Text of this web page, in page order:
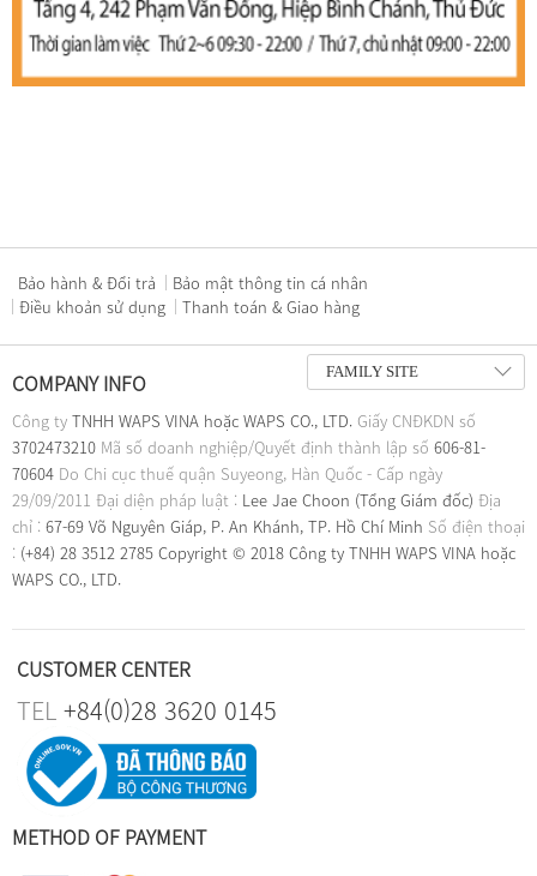
Bảo hành & Đổi trả
Bảo mật thông tin cá nhân
Điều khoản sử dụng
Thanh toán & Giao hàng
FAMILY SITE
COMPANY INFO
Công ty TNHH WAPS VINA hoặc WAPS CO., LTD. Giấy CNĐKDN số
3702473210 Mã số doanh nghiệp/Quyết định thành lập số 606-81-
70604 Do Chi cục thuế quận Suyeong, Hàn Quốc - Cấp ngày
29/09/2011 Đại diện pháp luật : Lee Jae Choon (Tổng Giám đốc) Địa
chỉ : 67-69 Võ Nguyên Giáp, P. An Khánh, TP. Hồ Chí Minh Số điện thoại
: (+84) 28 3512 2785 Copyright © 2018 Công ty TNHH WAPS VINA hoặc
WAPS CO., LTD.
CUSTOMER CENTER
TEL +84(0)28 3620 0145
METHOD OF PAYMENT